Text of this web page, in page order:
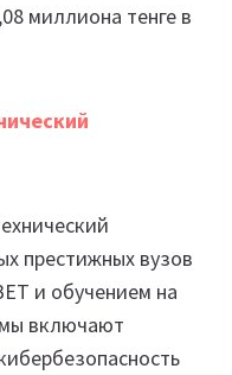
миллиона тенге в
престижных вузов
и обучением на
включают